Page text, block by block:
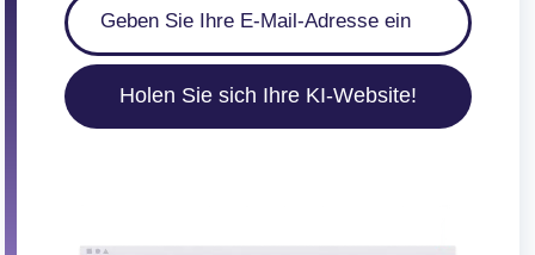
Holen Sie sich Ihre KI-Website!